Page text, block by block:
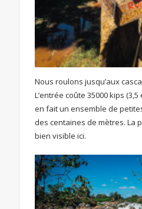
Nous roulons jusqu’aux
L’entrée coûte 35000 kips
en fait un ensemble de
des centaines de mètres. La
bien visible ici.